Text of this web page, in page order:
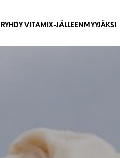
RYHDY VITAMIX-JÄLLEENMYYJÄKSI